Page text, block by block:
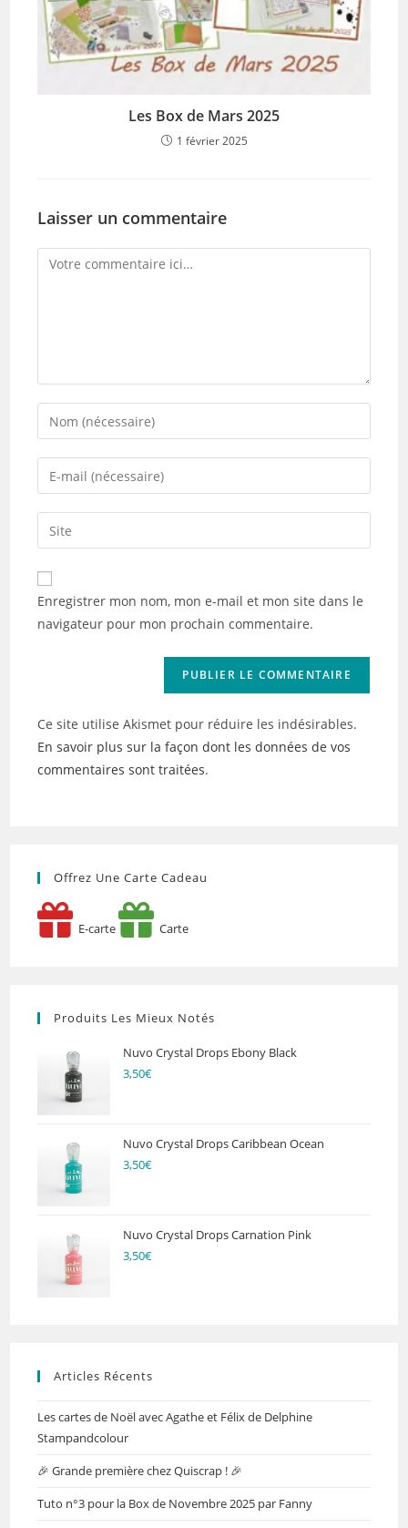
Les Box de Mars 2025
1 février 2025
Laisser un commentaire
Comment
Enter
your
name
comment
Enter
your
email
address
comment
Saisir
l’URL
de
votre
(facultatif)
Enregistrer mon nom, mon e-mail et mon site dans le
navigateur pour mon prochain commentaire.
Ce site utilise Akismet pour réduire les indésirables.
En savoir plus sur la façon dont les données de vos
commentaires sont traitées.
Offrez Une Carte Cadeau
E-carte Carte
Produits Les Mieux Notés
Nuvo Crystal Drops Ebony Black
3,50€
Nuvo Crystal Drops Caribbean Ocean
3,50€
Nuvo Crystal Drops Carnation Pink
3,50€
Articles Récents
Les cartes de Noël avec Agathe et Félix de Delphine
Stampandcolour
🎉 Grande première chez Quiscrap ! 🎉
Tuto n°3 pour la Box de Novembre 2025 par Fanny